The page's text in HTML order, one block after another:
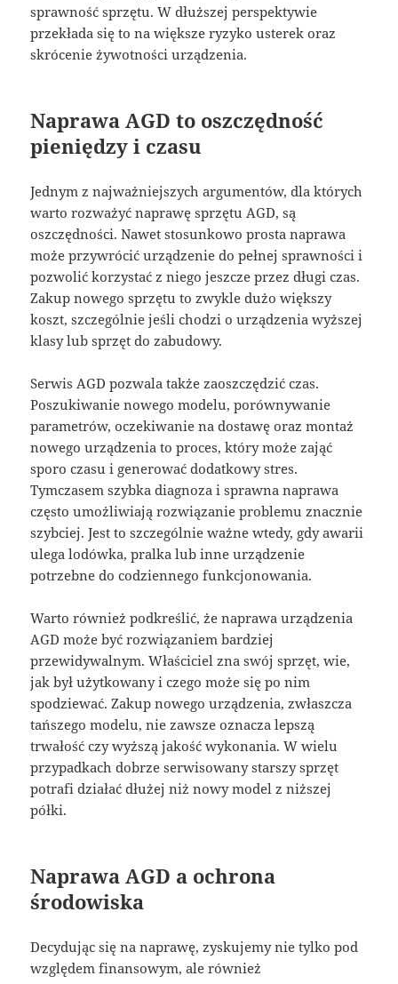
sprawność sprzętu. W dłuższej perspektywie
przekłada się to na większe ryzyko usterek oraz
skrócenie żywotności urządzenia.
Naprawa AGD to oszczędność
pieniędzy i czasu
Jednym z najważniejszych argumentów, dla których
warto rozważyć naprawę sprzętu AGD, są
oszczędności. Nawet stosunkowo prosta naprawa
może przywrócić urządzenie do pełnej sprawności i
pozwolić korzystać z niego jeszcze przez długi czas.
Zakup nowego sprzętu to zwykle dużo większy
koszt, szczególnie jeśli chodzi o urządzenia wyższej
klasy lub sprzęt do zabudowy.
Serwis AGD pozwala także zaoszczędzić czas.
Poszukiwanie nowego modelu, porównywanie
parametrów, oczekiwanie na dostawę oraz montaż
nowego urządzenia to proces, który może zająć
sporo czasu i generować dodatkowy stres.
Tymczasem szybka diagnoza i sprawna naprawa
często umożliwiają rozwiązanie problemu znacznie
szybciej. Jest to szczególnie ważne wtedy, gdy awarii
ulega lodówka, pralka lub inne urządzenie
potrzebne do codziennego funkcjonowania.
Warto również podkreślić, że naprawa urządzenia
AGD może być rozwiązaniem bardziej
przewidywalnym. Właściciel zna swój sprzęt, wie,
jak był użytkowany i czego może się po nim
spodziewać. Zakup nowego urządzenia, zwłaszcza
tańszego modelu, nie zawsze oznacza lepszą
trwałość czy wyższą jakość wykonania. W wielu
przypadkach dobrze serwisowany starszy sprzęt
potrafi działać dłużej niż nowy model z niższej
półki.
Naprawa AGD a ochrona
środowiska
Decydując się na naprawę, zyskujemy nie tylko pod
względem finansowym, ale również